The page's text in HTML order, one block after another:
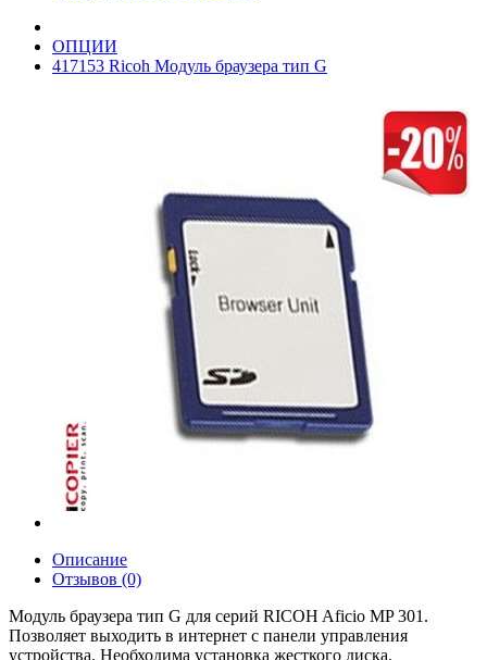
ОПЦИИ
417153 Ricoh Модуль браузера тип G
Описание
Отзывов (0)
Модуль браузера тип G для серий RICOH Aficio MP 301.
Позволяет выходить в интернет с панели управления
устройства. Необходима установка жесткого диска.